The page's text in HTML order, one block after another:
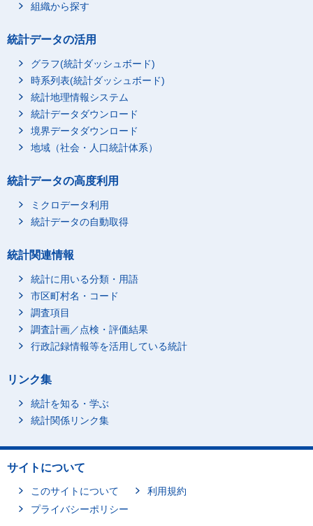
組織から探す
統計データの活用
グラフ(統計ダッシュボード)
時系列表(統計ダッシュボード)
統計地理情報システム
統計データダウンロード
境界データダウンロード
地域（社会・人口統計体系）
統計データの高度利用
ミクロデータ利用
統計データの自動取得
統計関連情報
統計に用いる分類・用語
市区町村名・コード
調査項目
調査計画／点検・評価結果
行政記録情報等を活用している統計
リンク集
統計を知る・学ぶ
統計関係リンク集
サイトについて
このサイトについて
利用規約
プライバシーポリシー